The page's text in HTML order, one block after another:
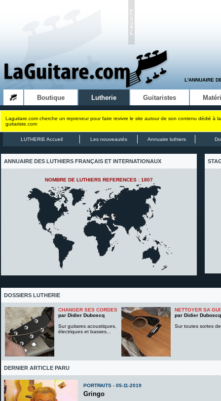
L'ANNUAIRE
Boutique Lutherie Guitaristes
Laguitare.com cherche un repreneur pour faire revivre le site autour de son contenu dédié à
guitariste.com
LUTHERIE Accueil Les nouveautés Annuaire luthiers
ANNUAIRE DES LUTHIERS FRANÇAIS ET INTERNATIONAUX
NOMBRE DE LUTHIERS REFERENCES : 1807
DOSSIERS LUTHERIE
CHANGER SES CORDES
par Didier Duboscq
Sur guitares acoustiques,
électriques et basses...
NETTOYER SA
par Didier Duboscq
Sur toutes sortes
DERNIER ARTICLE PARU
PORTRAITS - 05-11-2019
Gringo